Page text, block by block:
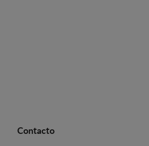
Contacto